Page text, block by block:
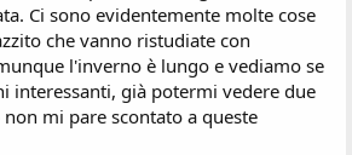
Ci sono evidentemente molte cose
che vanno ristudiate con
l'inverno è lungo e vediamo se
interessanti, già potermi vedere due
mi pare scontato a queste